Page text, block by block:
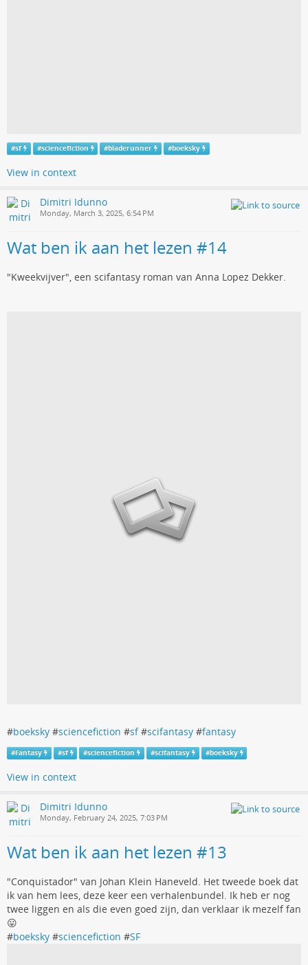
#sf #sciencefiction #bladerunner #boeksky
View in context
Dimitri Idunno
Monday, March 3, 2025, 6:54 PM
Wat ben ik aan het lezen #14
"Kweekvijver", een scifantasy roman van Anna Lopez Dekker.
#boeksky #sciencefiction #sf#scifantasy #fantasy
#Fantasy #sf #sciencefiction #scifantasy #boeksky
View in context
Dimitri Idunno
Monday, February 24, 2025, 7:03 PM
Wat ben ik aan het lezen #13
"Conquistador" van Johan Klein Haneveld. Het tweede boek dat
ik van hem lees, deze keer een verhalenbundel. Ik heb er nog
twee liggen en als die even goed zijn, dan verklaar ik mezelf fan
😛
#boeksky #sciencefiction #SF